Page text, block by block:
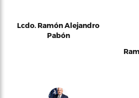
Lcdo. Ramón Alejandro
Pabón